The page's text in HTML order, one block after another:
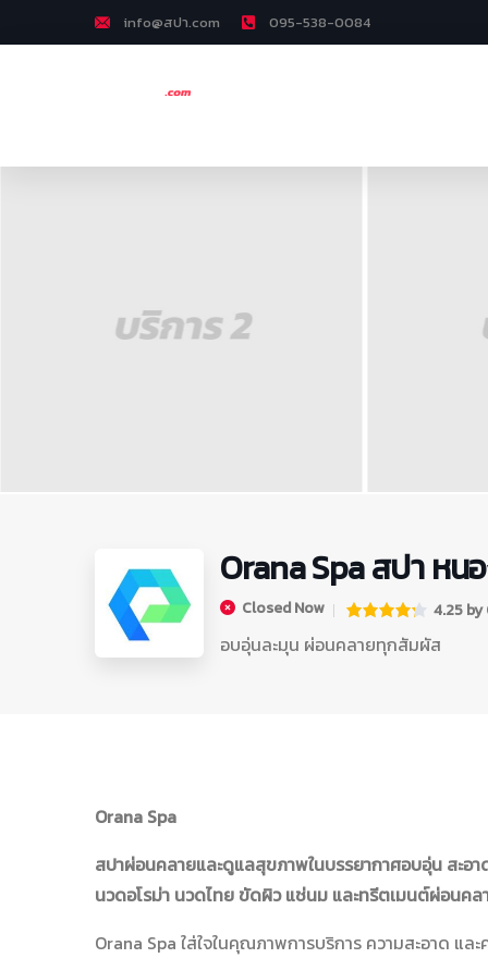
info@สปา.com 095-538-0084
Orana Spa สปา หน
Closed Now 4.25 by
อบอุ่นละมุน ผ่อนคลายทุกสัมผัส
Orana Spa
สปาผ่อนคลายและดูแลสุขภาพในบรรยากาศอบอุ่น สะอา
นวดอโรม่า นวดไทย ขัดผิว แช่นม และทรีตเมนต์ผ่อนคล
Orana Spa ใส่ใจในคุณภาพการบริการ ความสะอาด